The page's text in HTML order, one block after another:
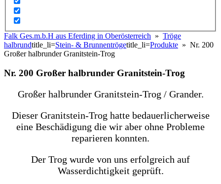
Falk Ges.m.b.H aus Eferding in Oberösterreich » Tröge
halbrundtitle_li=Stein- & Brunnentrögetitle_li=Produkte » Nr. 200
Großer halbrunder Granitstein-Trog
Nr. 200 Großer halbrunder Granitstein-Trog
Großer halbrunder Granitstein-Trog / Grander.
Dieser Granitstein-Trog hatte bedauerlicherweise
eine Beschädigung die wir aber ohne Probleme
reparieren konnten.
Der Trog wurde von uns erfolgreich auf
Wasserdichtigkeit geprüft.